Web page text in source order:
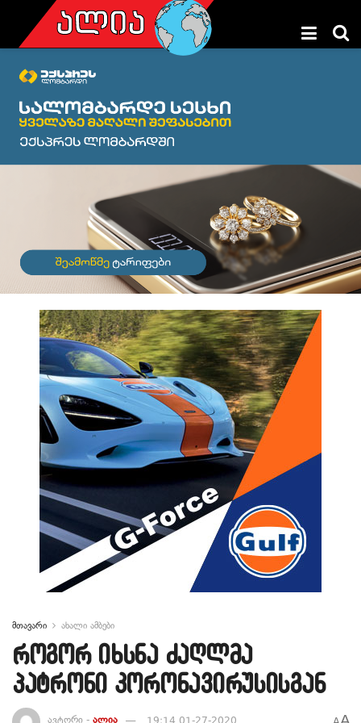
მთავარი ახალი ამბები
როგორ იხსნა ძაღლმა
პატრონი კორონავირუსისგან
ავტორი - ალია 19:14 01-27-2020